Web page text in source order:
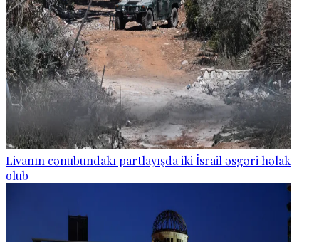
Livanın cənubundakı partlayışda iki İsrail əsgəri həlak
olub